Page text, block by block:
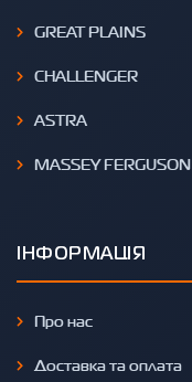
GREAT PLAINS
CHALLENGER
ASTRA
MASSEY FERGUSON
ІНФОРМАЦІЯ
Про нас
Доставка та оплата